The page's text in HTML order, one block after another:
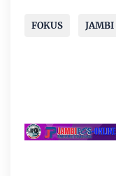
FOKUS JAMBI